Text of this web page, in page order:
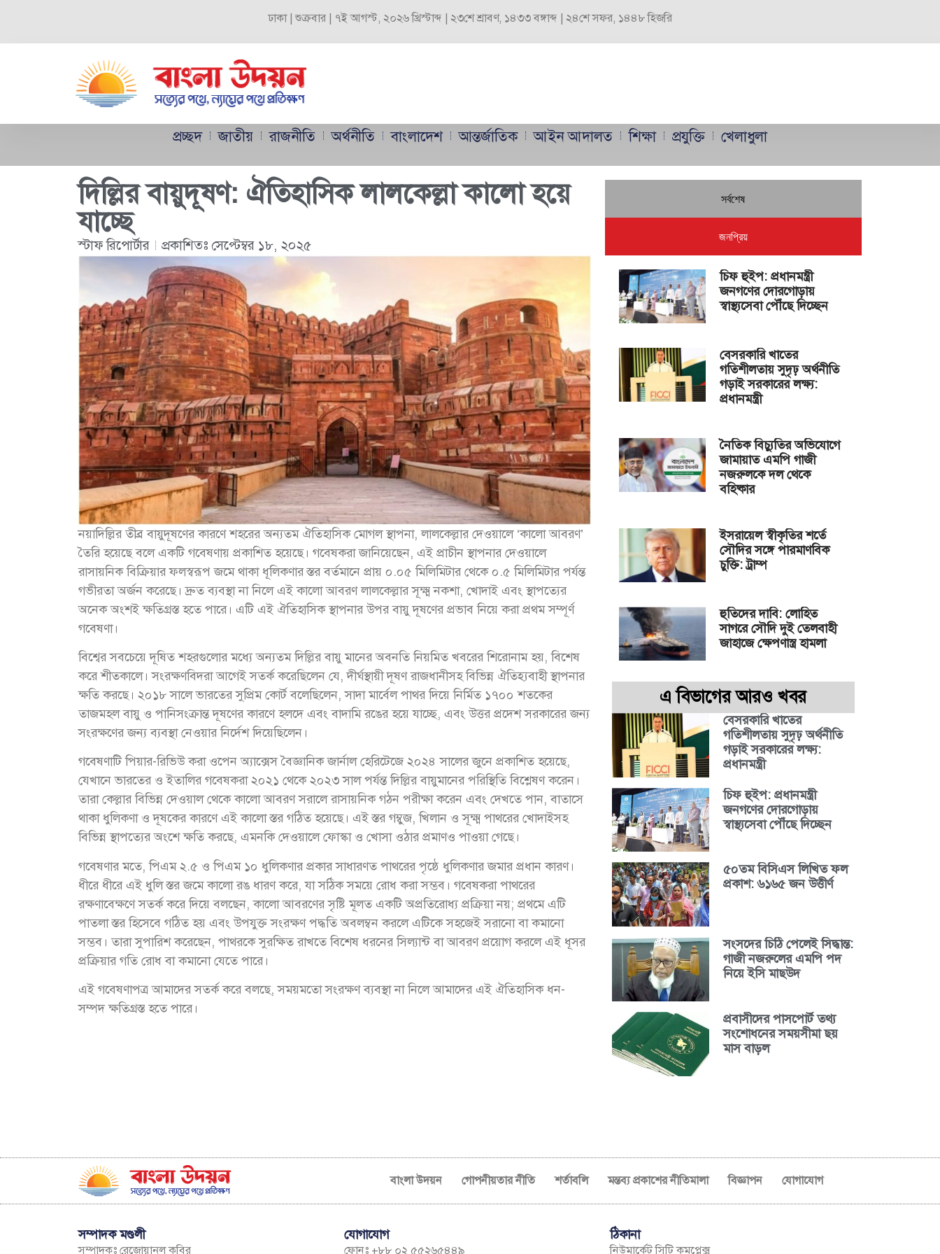
ঢাকা | শুক্রবার | ৭ই আগস্ট, ২০২৬ খ্রিস্টাব্দ | ২৩শে শ্রাবণ, ১৪৩৩ বঙ্গাব্দ | ২৪শে সফর, ১৪৪৮ হিজরি
প্রচ্ছদ জাতীয় রাজনীতি অর্থনীতি বাংলাদেশ আন্তর্জাতিক আইন আদালত শিক্ষা প্রযুক্তি খেলাধুলা
দিল্লির বায়ুদূষণ: ঐতিহাসিক লালকেল্লা কালো হয়ে
যাচ্ছে
স্টাফ রিপোর্টার প্রকাশিতঃ সেপ্টেম্বর ১৮, ২০২৫
নয়াদিল্লির তীব্র বায়ুদূষণের কারণে শহরের অন্যতম ঐতিহাসিক মোগল স্থাপনা, লালকেল্লার দেওয়ালে ‘কালো আবরণ’
তৈরি হয়েছে বলে একটি গবেষণায় প্রকাশিত হয়েছে। গবেষকরা জানিয়েছেন, এই প্রাচীন স্থাপনার দেওয়ালে
রাসায়নিক বিক্রিয়ার ফলস্বরূপ জমে থাকা ধূলিকণার স্তর বর্তমানে প্রায় ০.০৫ মিলিমিটার থেকে ০.৫ মিলিমিটার পর্যন্ত
গভীরতা অর্জন করেছে। দ্রুত ব্যবস্থা না নিলে এই কালো আবরণ লালকেল্লার সূক্ষ্ম নকশা, খোদাই এবং স্থাপত্যের
অনেক অংশই ক্ষতিগ্রস্ত হতে পারে। এটি এই ঐতিহাসিক স্থাপনার উপর বায়ু দূষণের প্রভাব নিয়ে করা প্রথম সম্পূর্ণ
গবেষণা।
বিশ্বের সবচেয়ে দূষিত শহরগুলোর মধ্যে অন্যতম দিল্লির বায়ু মানের অবনতি নিয়মিত খবরের শিরোনাম হয়, বিশেষ
করে শীতকালে। সংরক্ষণবিদরা আগেই সতর্ক করেছিলেন যে, দীর্ঘস্থায়ী দূষণ রাজধানীসহ বিভিন্ন ঐতিহ্যবাহী স্থাপনার
ক্ষতি করছে। ২০১৮ সালে ভারতের সুপ্রিম কোর্ট বলেছিলেন, সাদা মার্বেল পাথর দিয়ে নির্মিত ১৭০০ শতকের
তাজমহল বায়ু ও পানিসংক্রান্ত দূষণের কারণে হলদে এবং বাদামি রঙের হয়ে যাচ্ছে, এবং উত্তর প্রদেশ সরকারের জন্য
সংরক্ষণের জন্য ব্যবস্থা নেওয়ার নির্দেশ দিয়েছিলেন।
গবেষণাটি পিয়ার-রিভিউ করা ওপেন অ্যাক্সেস বৈজ্ঞানিক জার্নাল হেরিটেজে ২০২৪ সালের জুনে প্রকাশিত হয়েছে,
যেখানে ভারতের ও ইতালির গবেষকরা ২০২১ থেকে ২০২৩ সাল পর্যন্ত দিল্লির বায়ুমানের পরিস্থিতি বিশ্লেষণ করেন।
তারা কেল্লার বিভিন্ন দেওয়াল থেকে কালো আবরণ সরালে রাসায়নিক গঠন পরীক্ষা করেন এবং দেখতে পান, বাতাসে
থাকা ধুলিকণা ও দূষকের কারণে এই কালো স্তর গঠিত হয়েছে। এই স্তর গম্বুজ, খিলান ও সূক্ষ্ম পাথরের খোদাইসহ
বিভিন্ন স্থাপত্যের অংশে ক্ষতি করছে, এমনকি দেওয়ালে ফোস্কা ও খোসা ওঠার প্রমাণও পাওয়া গেছে।
গবেষণার মতে, পিএম ২.৫ ও পিএম ১০ ধুলিকণার প্রকার সাধারণত পাথরের পৃষ্ঠে ধুলিকণার জমার প্রধান কারণ।
ধীরে ধীরে এই ধুলি স্তর জমে কালো রঙ ধারণ করে, যা সঠিক সময়ে রোধ করা সম্ভব। গবেষকরা পাথরের
রক্ষণাবেক্ষণে সতর্ক করে দিয়ে বলছেন, কালো আবরণের সৃষ্টি মূলত একটি অপ্রতিরোধ্য প্রক্রিয়া নয়; প্রথমে এটি
পাতলা স্তর হিসেবে গঠিত হয় এবং উপযুক্ত সংরক্ষণ পদ্ধতি অবলম্বন করলে এটিকে সহজেই সরানো বা কমানো
সম্ভব। তারা সুপারিশ করেছেন, পাথরকে সুরক্ষিত রাখতে বিশেষ ধরনের সিল্যান্ট বা আবরণ প্রয়োগ করলে এই ধূসর
প্রক্রিয়ার গতি রোধ বা কমানো যেতে পারে।
এই গবেষণাপত্র আমাদের সতর্ক করে বলছে, সময়মতো সংরক্ষণ ব্যবস্থা না নিলে আমাদের এই ঐতিহাসিক ধন-
সম্পদ ক্ষতিগ্রস্ত হতে পারে।
সর্বশেষ
জনপ্রিয়
চিফ হুইপ: প্রধানমন্ত্রী
জনগণের দোরগোড়ায়
স্বাস্থ্যসেবা পৌঁছে দিচ্ছেন
বেসরকারি খাতের
গতিশীলতায় সুদৃঢ় অর্থনীতি
গড়াই সরকারের লক্ষ্য:
প্রধানমন্ত্রী
নৈতিক বিচ্যুতির অভিযোগে
জামায়াত এমপি গাজী
নজরুলকে দল থেকে
বহিষ্কার
ইসরায়েল স্বীকৃতির শর্তে
সৌদির সঙ্গে পারমাণবিক
চুক্তি: ট্রাম্প
হুতিদের দাবি: লোহিত
সাগরে সৌদি দুই তেলবাহী
জাহাজে ক্ষেপণাস্ত্র হামলা
এ বিভাগের আরও খবর
বেসরকারি খাতের
গতিশীলতায় সুদৃঢ় অর্থনীতি
গড়াই সরকারের লক্ষ্য:
প্রধানমন্ত্রী
চিফ হুইপ: প্রধানমন্ত্রী
জনগণের দোরগোড়ায়
স্বাস্থ্যসেবা পৌঁছে দিচ্ছেন
৫০তম বিসিএস লিখিত ফল
প্রকাশ: ৬১৬৫ জন উত্তীর্ণ
সংসদের চিঠি পেলেই সিদ্ধান্ত:
গাজী নজরুলের এমপি পদ
নিয়ে ইসি মাছউদ
প্রবাসীদের পাসপোর্ট তথ্য
সংশোধনের সময়সীমা ছয়
মাস বাড়ল
বাংলা উদয়ন গোপনীয়তার নীতি শর্তাবলি মন্তব্য প্রকাশের নীতিমালা বিজ্ঞাপন যোগাযোগ
সম্পাদক মণ্ডলী
সম্পাদকঃ রেজোয়ানুল কবির
যোগাযোগ
ফোনঃ +৮৮ ০২ ৫৫২৬৫৪৪৯
ঠিকানা
নিউমার্কেট সিটি কমপ্লেক্স